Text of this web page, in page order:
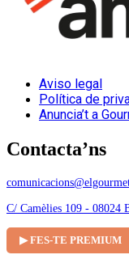
Aviso legal
Política de
Anuncia’t a
Contacta’ns
C/ Camèlies 109 - 08024
▶ FES-TE PREMIUM